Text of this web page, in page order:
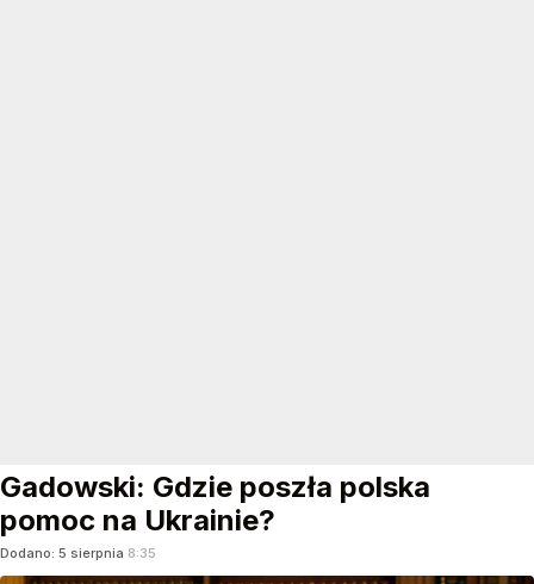
Gadowski: Gdzie poszła polska
pomoc na Ukrainie?
Dodano: 5 sierpnia 8:35